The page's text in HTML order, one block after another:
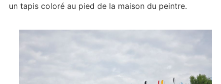
un tapis coloré au pied de la maison du peintre.